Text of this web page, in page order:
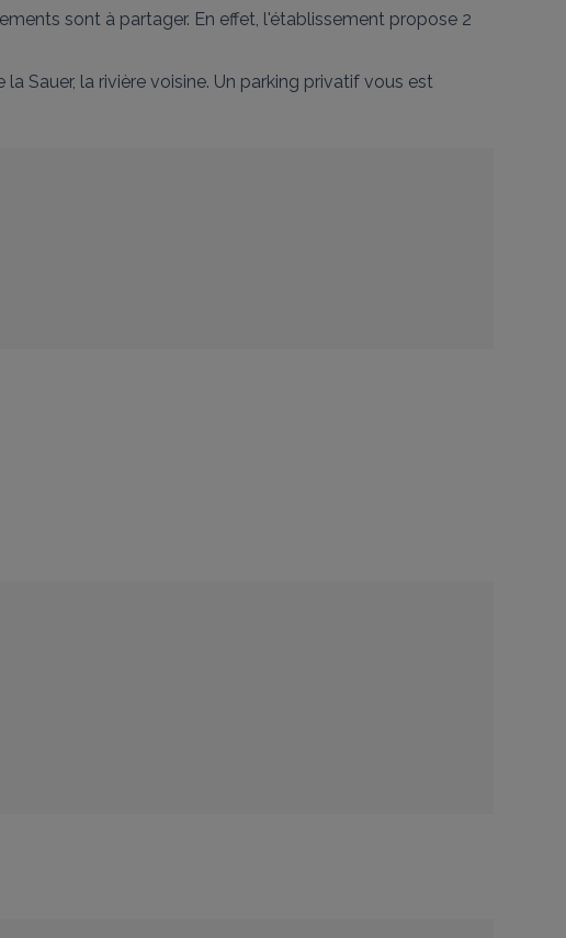
sont à partager. En effet, l'établissement propose 2
Sauer, la rivière voisine. Un parking privatif vous est